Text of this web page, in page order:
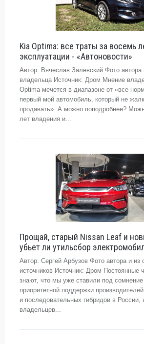
Kia Optima: все траты за восемь
эксплуатации - «Автоновости»
Автор: Вячеслав Залевский Фото автора
владельца Источник: Дром Мнение
Optima мечется в диапазоне от «все
первый мой автомобиль, который не
продавать». А можно поподробнее?
лет владения и...
Прощай, старый Nissan Leaf и
убьет ли утильсбор
Автор: Сергей Арбузов Фото автора и из
источников Источник: Дром Постоянные
знают, что мы уже ставили под
приоритетной поддержки
и последовательных гибридов в
владельцев...